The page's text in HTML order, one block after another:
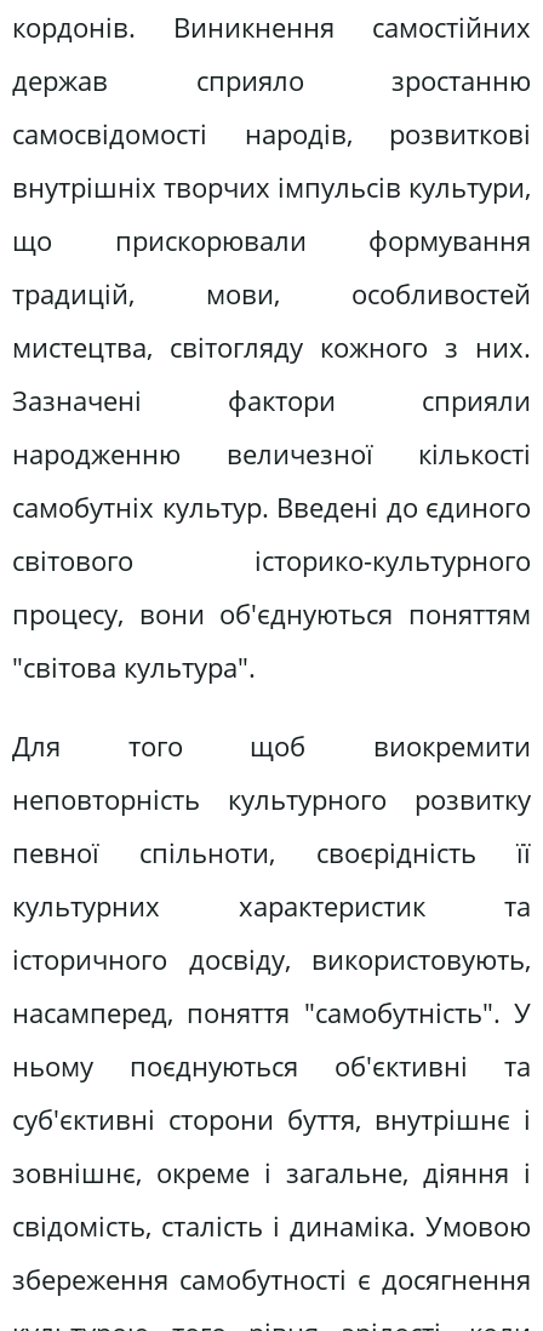
кордонів. Виникнення самостійних
держав сприяло зростанню
самосвідомості народів, розвиткові
внутрішніх творчих імпульсів культури,
що прискорювали формування
традицій, мови, особливостей
мистецтва, світогляду кожного з них.
Зазначені фактори сприяли
народженню величезної кількості
самобутніх культур. Введені до єдиного
світового історико-культурного
процесу, вони об'єднуються поняттям
"світова культура".
Для того щоб виокремити
неповторність культурного розвитку
певної спільноти, своєрідність її
культурних характеристик та
історичного досвіду, використовують,
насамперед, поняття "самобутність". У
ньому поєднуються об'єктивні та
суб'єктивні сторони буття, внутрішнє і
зовнішнє, окреме і загальне, діяння і
свідомість, сталість і динаміка. Умовою
збереження самобутності є досягнення